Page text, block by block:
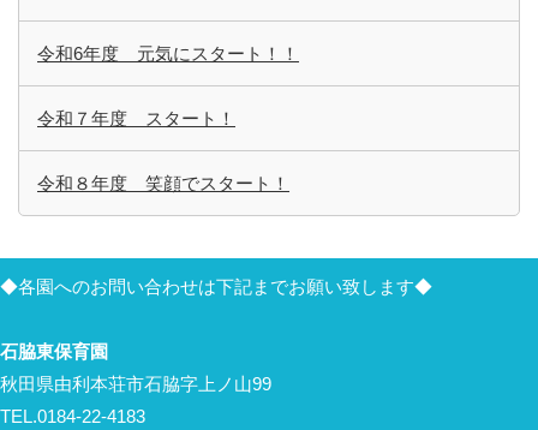
令和6年度 元気にスタート！！
令和７年度 スタート！
令和８年度 笑顔でスタート！
◆各園へのお問い合わせは下記までお願い致します◆
石脇東保育園
秋田県由利本荘市石脇字上ノ山99
TEL.0184-22-4183